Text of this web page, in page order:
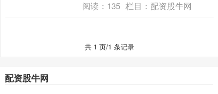
阅读： 135 栏目： 配资股牛网
共 1 页/1 条记录
配资股牛网